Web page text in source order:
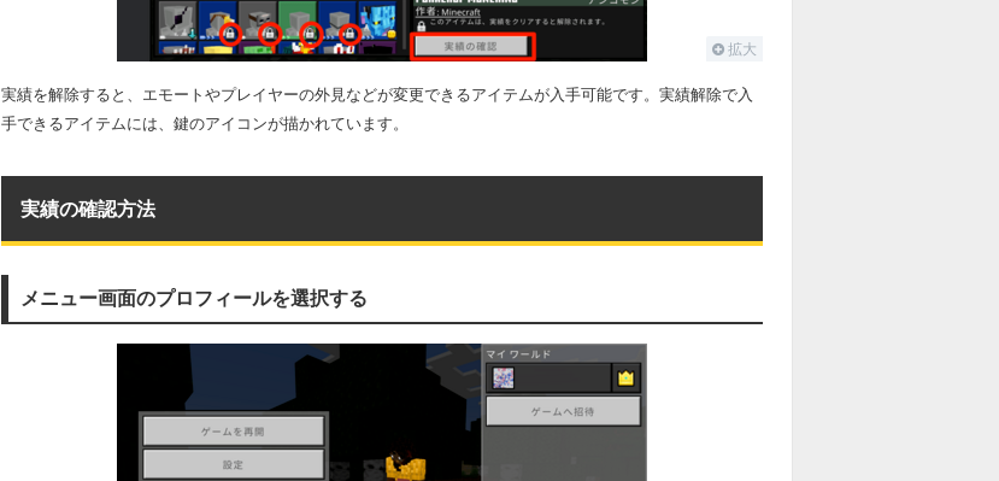
拡大
実績を解除すると、エモートやプレイヤーの外見などが変更できるアイテムが入手可能です。実績解除で入
手できるアイテムには、鍵のアイコンが描かれています。
実績の確認方法
メニュー画面のプロフィールを選択する